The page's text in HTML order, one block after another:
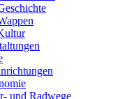
und Radwege